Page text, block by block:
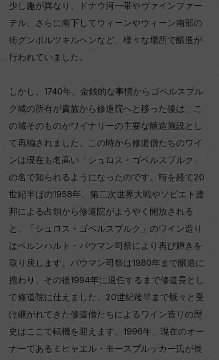
少し趣が異なり、ドナウ河一帯やヴァインファー
テル、さらに南下してウィーンやウィーン南部の
街グンポルツキルヘンなど、様々な場所で醸造が
行われていました。
しかし、1740年、金銭的な事情からゴベルスブル
ク城の所有が貴族から修道院へと移った後は、こ
の城そのものがワイナリーの主要な醸造施設とし
て再編されました。この時から修道僧たちのワイ
ンは現在も名高い「シュロス・ゴベルスブルク」
の名で知られるようになったのです。時を経て20
世紀半ばの1958年、第二次世界大戦やソビエト連
邦による占領から修道院がようやく開放される
と、「シュロス・ゴベルスブルク」のワイン造り
はベルンハルト・バウマン司祭により再び輝きを
取り戻します。バウマン司祭は1980年まで醸造に
携わり、その後1994年に退任するまで修道長とし
て修道院に仕えました。20世紀後半まで脈々と受
け継がれてきた修道僧たちによるワイン造りの歴
史はここで転機を迎えます。1996年、現在のオー
ナーであるミヒャエル・モースブルッカー氏が長